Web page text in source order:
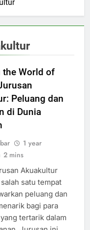
the World of
Peluang dan
di Dunia
1 year
2 mins
Akuakultur
satu tempat
peluang dan
bagi para
tertarik dalam